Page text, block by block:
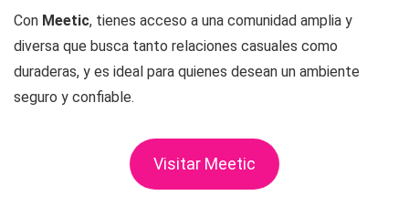
Con Meetic, tienes acceso a una comunidad amplia y
diversa que busca tanto relaciones casuales como
duraderas, y es ideal para quienes desean un ambiente
seguro y confiable.
Visitar Meetic